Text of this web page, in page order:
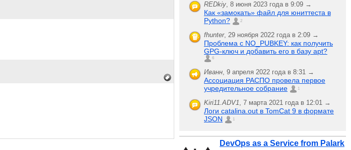
REDkiy, 8 июня 2023 года в 9:09 →
Как «замокать» файл для юниттеста в
Python?
2
fhunter, 29 ноября 2022 года в 2:09 →
Проблема с NO_PUBKEY: как получить
GPG-ключ и добавить его в базу apt?
6
Иванн, 9 апреля 2022 года в 8:31 →
Ассоциация РАСПО провела первое
учредительное собрание
1
Kiri11.ADV1, 7 марта 2021 года в 12:01 →
Логи catalina.out в TomCat 9 в формате
JSON
1
DevOps as a Service from Palark